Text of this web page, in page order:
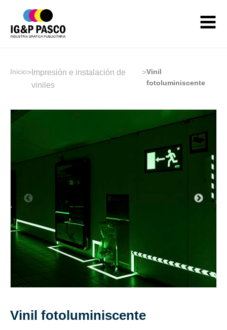
Inicio> Impresión e instalación de
viniles
>Vinil
fotoluminiscente
Vinil fotoluminiscente